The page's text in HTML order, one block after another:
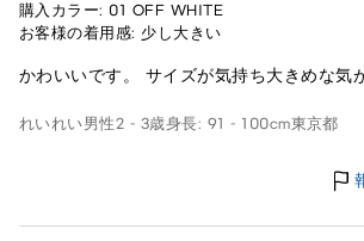
購入カラー: 01 OFF WHITE
お客様の着用感: 少し大きい
かわいいです。 サイズが気持ち大きめな気
れいれい男性2 - 3歳身長: 91 - 100cm東京都